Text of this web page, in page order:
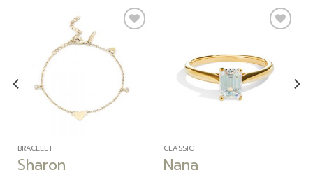
Add to
wishlist
BRACELET
Sharon
Add to
wishlist
CLASSIC
Nana